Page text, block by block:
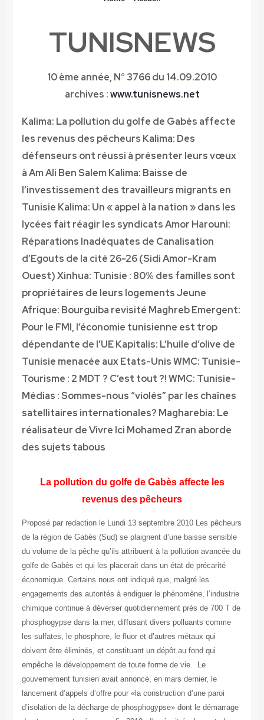
TUNISNEWS
10 ème année, N° 3766 du 14.09.2010
archives :www.tunisnews.net
Kalima: La pollution du golfe de Gabès affecte
les revenus des pêcheurs Kalima: Des
défenseurs ont réussi à présenter leurs vœux
à Am Ali Ben SalemKalima: Baisse de
l’investissement des travailleurs migrants en
Tunisie Kalima: Un « appel à la nation » dans les
lycées fait réagir les syndicatsAmor Harouni:
Réparations Inadéquates de Canalisation
d’Egouts de la cité 26-26 (Sidi Amor-Kram
Ouest)Xinhua: Tunisie : 80% des familles sont
propriétaires de leurs logementsJeune
Afrique: Bourguiba revisité Maghreb Emergent:
Pour le FMI, l’économie tunisienne est trop
dépendante de l’UEKapitalis: L’huile d’olive de
Tunisie menacée aux Etats-UnisWMC: Tunisie-
Tourisme : 2 MDT ? C’est tout ?!WMC: Tunisie-
Médias : Sommes-nous “violés” par les chaînes
satellitaires internationales? Magharebia: Le
réalisateur de Vivre Ici Mohamed Zran aborde
des sujets tabous
La pollution du golfe de Gabès affecte les
revenus des pêcheurs
Proposé par redaction le Lundi 13 septembre 2010 Les pêcheurs
de la région de Gabès (Sud) se plaignent d’une baisse sensible
du volume de la pêche qu’ils attribuent à la pollution avancée du
golfe de Gabès et qui les placerait dans un état de précarité
économique. Certains nous ont indiqué que, malgré les
engagements des autorités à endiguer le phénomène, l’industrie
chimique continue à déverser quotidiennement près de 700 T de
phosphogypse dans la mer, diffusant divers polluants comme
les sulfates, le phosphore, le fluor et d’autres métaux qui
doivent être éliminés, et constituant un dépôt au fond qui
empêche le développement de toute forme de vie. Le
gouvernement tunisien avait annoncé, en mars dernier, le
lancement d’appels d’offre pour «la construction d’une paroi
d’isolation de la décharge de phosphogypse» dont le démarrage